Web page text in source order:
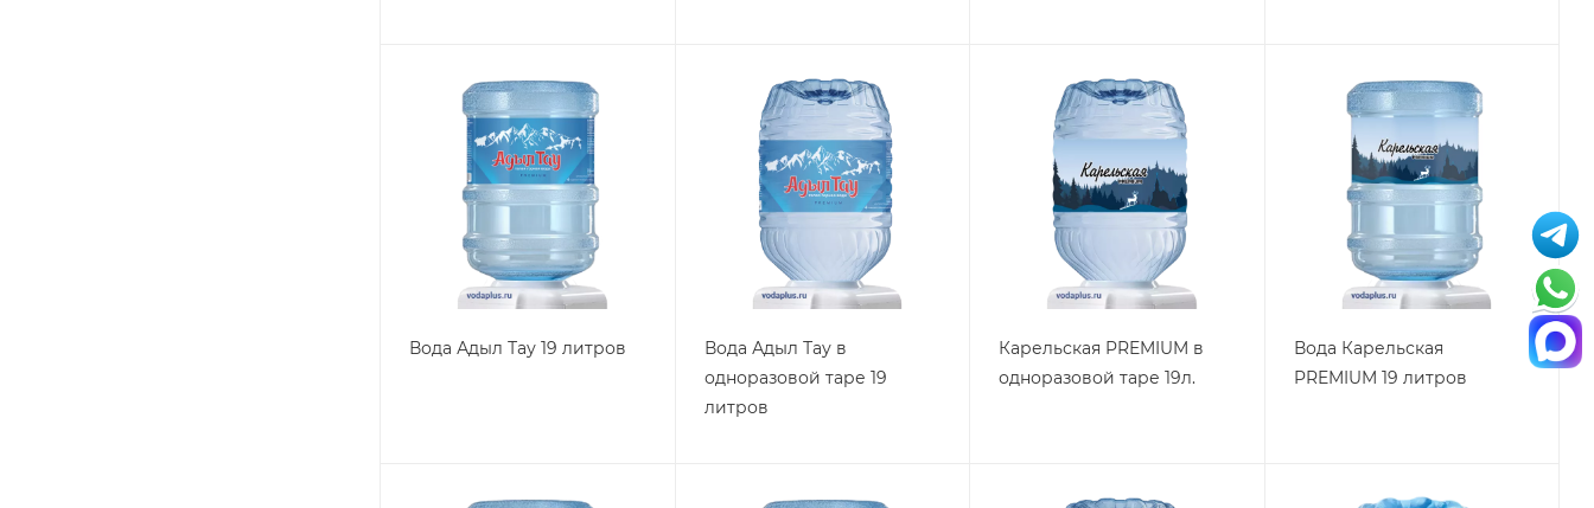
Вода Адыл Тау 19 литров
Вода Адыл Тау в
одноразовой таре 19
литров
Карельская PREMIUM в
одноразовой таре 19л.
Вода Карельская
PREMIUM 19 литров